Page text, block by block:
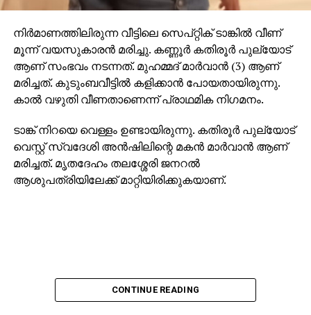
നിര്‍മാണത്തിലിരുന്ന വീട്ടിലെ സെപ്റ്റിക് ടാങ്കില്‍ വീണ്
മൂന്ന് വയസുകാരന്‍ മരിച്ചു. കണ്ണൂര്‍ കതിരൂര്‍ പുല്യോട്
ആണ് സംഭവം നടന്നത്. മുഹമ്മദ് മാര്‍വാന്‍ (3) ആണ്
മരിച്ചത്. കുടുംബവീട്ടില്‍ കളിക്കാന്‍ പോയതായിരുന്നു.
കാല്‍ വഴുതി വീണതാണെന്ന് പ്രാഥമിക നിഗമനം.
ടാങ്ക് നിറയെ വെള്ളം ഉണ്ടായിരുന്നു. കതിരൂര്‍ പുല്യോട്
വെസ്റ്റ് സ്വദേശി അന്‍ഷിലിന്റെ മകന്‍ മാര്‍വാന്‍ ആണ്
മരിച്ചത്. മൃതദേഹം തലശ്ശേരി ജനറല്‍
ആശുപത്രിയിലേക്ക് മാറ്റിയിരിക്കുകയാണ്.
CONTINUE READING